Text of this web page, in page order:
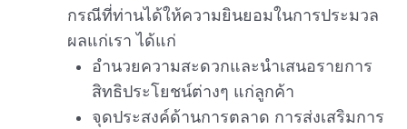
กรณีที่ท่านได้ให้ความยินยอมในการประมวล
ผลแก่เรา ได้แก่
อำนวยความสะดวกและนำเสนอรายการ
สิทธิประโยชน์ต่างๆ แก่ลูกค้า
จุดประสงค์ด้านการตลาด การส่งเสริมการ